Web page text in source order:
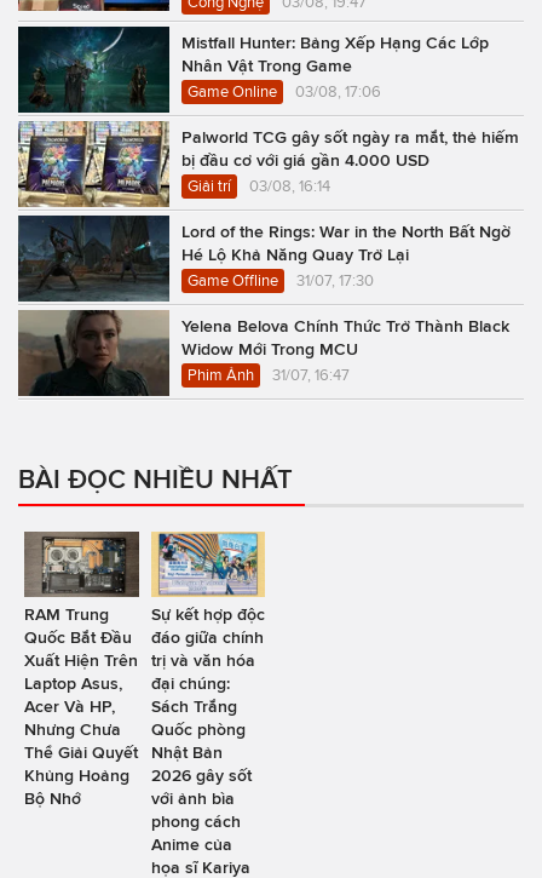
Mistfall Hunter: Bảng Xếp Hạng Các Lớp
Nhân Vật Trong Game
Game Online 03/08, 17:06
Palworld TCG gây sốt ngày ra mắt, thẻ hiếm
bị đầu cơ với giá gần 4.000 USD
Giải trí 03/08, 16:14
Lord of the Rings: War in the North Bất Ngờ
Hé Lộ Khả Năng Quay Trở Lại
Game Offline 31/07, 17:30
Yelena Belova Chính Thức Trở Thành Black
Widow Mới Trong MCU
Phim Ảnh 31/07, 16:47
BÀI ĐỌC NHIỀU NHẤT
RAM Trung
Quốc Bắt Đầu
Xuất Hiện Trên
Laptop Asus,
Acer Và HP,
Nhưng Chưa
Thể Giải Quyết
Khủng Hoảng
Bộ Nhớ
Sự kết hợp độc
đáo giữa chính
trị và văn hóa
đại chúng:
Sách Trắng
Quốc phòng
Nhật Bản
2026 gây sốt
với ảnh bìa
phong cách
Anime của
họa sĩ Kariya